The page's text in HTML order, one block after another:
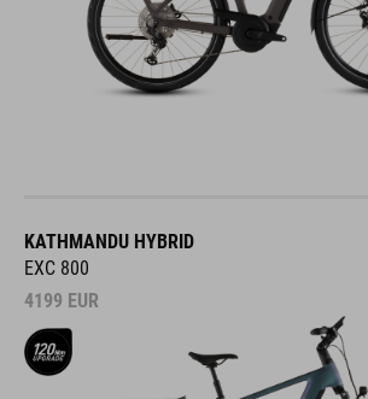
KATHMANDU HYBRID
EXC 800
4199 EUR